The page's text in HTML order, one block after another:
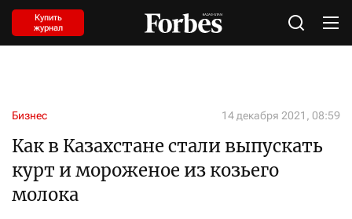
Купить
журнал
Бизнес 14 декабря 2021, 08:59
Как в Казахстане стали выпускать
курт и мороженое из козьего
молока